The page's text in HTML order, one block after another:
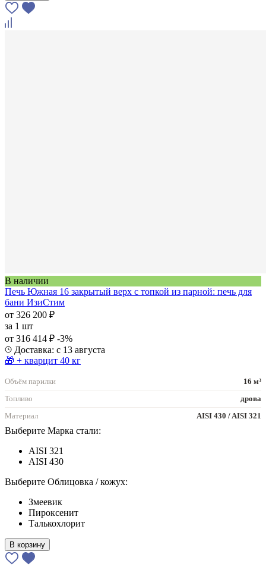
В наличии
Печь Южная 16 закрытый верх с топкой из парной: печь для
бани ИзиСтим
от 326 200 ₽
за 1 шт
от 316 414 ₽ -3%
Доставка: с 13 августа
🎁 + кварцит 40 кг
Объём парилки
16 м³
Топливо
дрова
Материал
AISI 430 / AISI 321
Выберите Марка стали:
AISI 321
AISI 430
Выберите Облицовка / кожух:
Змеевик
Пироксенит
Талькохлорит
В корзину